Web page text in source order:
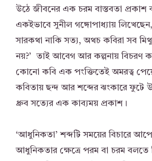
উঠে জীবনের এক চরম বাস্তবতা প্রকাশ
একইভাবে সুনীল গঙ্গোপাধ্যায়
সারকথা নাকি সত্য, অথচ কবিরা সব
নয়?’ তাই আবেগ আর কল্পনায় বিচরণ
কোনো কবি এক পংক্তিতেই অমরত্ব
কবিতায় ছন্দ আর শব্দের ঝংকারে ফুটে
ধ্রুব সত্যের এক কাব্যময় প্রকাশ।
‘আধুনিকতা’ শব্দটি সময়ের বিচারে
আধুনিকতার ক্ষেত্রে পরম বা চরম বলতে